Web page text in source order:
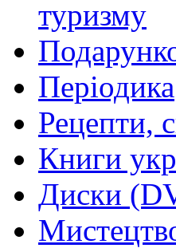
туризму
Періодика
Рецепти,
Книги
Диски